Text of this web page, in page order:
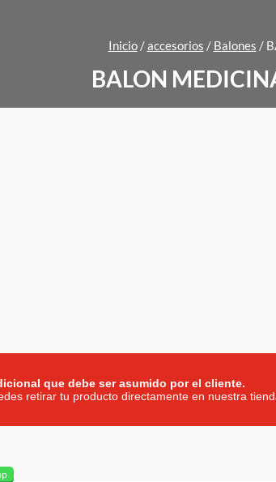
Inicio/accesorios / Balones /
BALON
que debe ser asumido por el cliente.
retirar tu producto directamente en nuestra